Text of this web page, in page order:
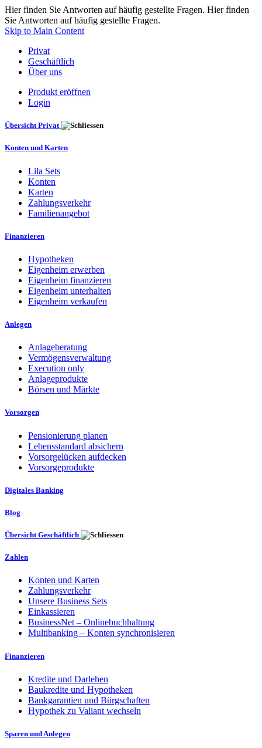
Hier finden Sie Antworten auf häufig gestellte Fragen. Hier finden
Sie Antworten auf häufig gestellte Fragen.
Skip to Main Content
Privat
Geschäftlich
Über uns
Produkt eröffnen
Login
Übersicht Privat
Konten und Karten
Lila Sets
Konten
Karten
Zahlungsverkehr
Familienangebot
Finanzieren
Hypotheken
Eigenheim erwerben
Eigenheim finanzieren
Eigenheim unterhalten
Eigenheim verkaufen
Anlegen
Anlageberatung
Vermögensverwaltung
Execution only
Anlageprodukte
Börsen und Märkte
Vorsorgen
Pensionierung planen
Lebensstandard absichern
Vorsorgelücken aufdecken
Vorsorgeprodukte
Digitales Banking
Blog
Übersicht Geschäftlich
Zahlen
Konten und Karten
Zahlungsverkehr
Unsere Business Sets
Einkassieren
BusinessNet – Onlinebuchhaltung
Multibanking – Konten synchronisieren
Finanzieren
Kredite und Darlehen
Baukredite und Hypotheken
Bankgarantien und Bürgschaften
Hypothek zu Valiant wechseln
Sparen und Anlegen